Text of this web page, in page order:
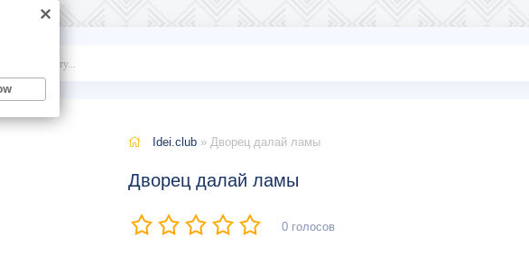
Idei.club » Дворец далай ламы
Дворец далай ламы
0 голосов